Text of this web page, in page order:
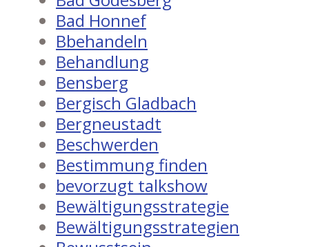
Bad Honnef
Bbehandeln
Behandlung
Bensberg
Bergisch Gladbach
Bergneustadt
Beschwerden
Bestimmung finden
bevorzugt talkshow
Bewältigungsstrategie
Bewältigungsstrategien